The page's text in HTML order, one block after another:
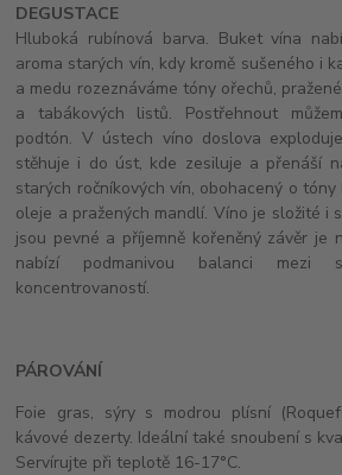
DEGUSTACE
Hluboká rubínová barva. Buket vína
aroma starých vín, kdy kromě sušeného i
a medu rozeznáváme tóny ořechů,
a tabákových listů. Postřehnout
podtón. V ústech víno doslova
stěhuje i do úst, kde zesiluje a přenáší
starých ročníkových vín, obohacený o tóny
oleje a pražených mandlí. Víno je složité i
jsou pevné a příjemně kořeněný závěr je
nabízí podmanivou balanci mezi
koncentrovaností.
PÁROVÁNÍ
Foie gras, sýry s modrou plísní
kávové dezerty. Ideální také snoubení s
Servírujte při teplotě 16-17°C.